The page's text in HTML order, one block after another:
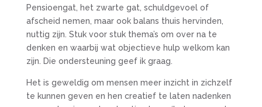
Pensioengat, het zwarte gat, schuldgevoel of
afscheid nemen, maar ook balans thuis hervinden,
nuttig zijn. Stuk voor stuk thema’s om over na te
denken en waarbij wat objectieve hulp welkom kan
zijn. Die ondersteuning geef ik graag.
Het is geweldig om mensen meer inzicht in zichzelf
te kunnen geven en hen creatief te laten nadenken